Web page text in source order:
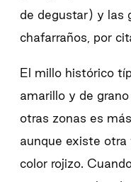
de degustar) y las
chafarraños, por
El millo histórico
amarillo y de
otras zonas es
aunque existe otra
color rojizo.